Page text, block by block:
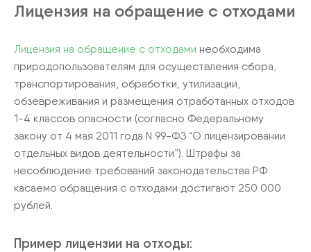
Лицензия на обращение с отходами
Лицензия на обращение с отходами необходима
природопользователям для осуществления сбора,
транспортирования, обработки, утилизации,
обзевреживания и размещения отработанных отходов
1-4 классов опасности (согласно Федеральному
закону от 4 мая 2011 года N 99-ФЗ “О лицензировании
отдельных видов деятельности”). Штрафы за
несоблюдение требований законодательства РФ
касаемо обращения с отходами достигают 250 000
рублей.
Пример лицензии на отходы: